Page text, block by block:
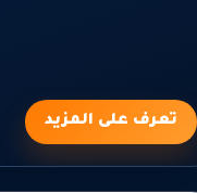
تعرف على المزيد